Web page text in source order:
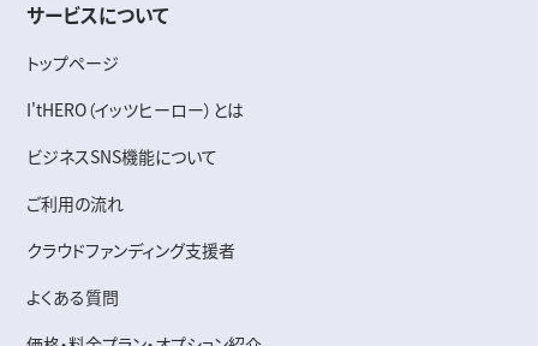
サービスについて
トップページ
I'tHERO（イッツヒーロー）とは
ビジネスSNS機能について
ご利用の流れ
クラウドファンディング支援者
よくある質問